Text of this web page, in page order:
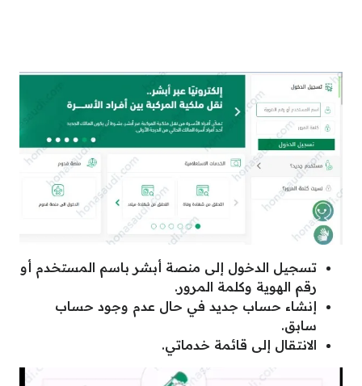
تسجيل الدخول إلى منصة أبشر باسم المستخدم أو
رقم الهوية وكلمة المرور.
إنشاء حساب جديد في حال عدم وجود حساب
سابق.
الانتقال إلى قائمة خدماتي.